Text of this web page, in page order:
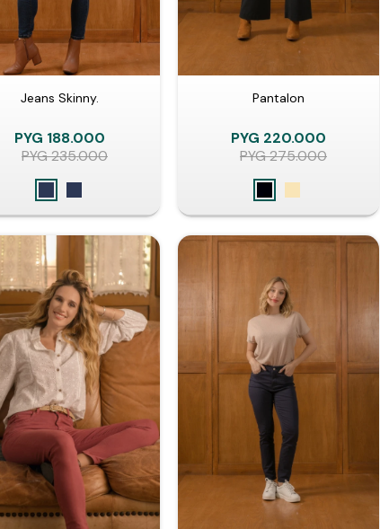
Jeans Skinny.
PYG 188.000
PYG235.000
Pantalon
PYG 220.000
PYG275.000